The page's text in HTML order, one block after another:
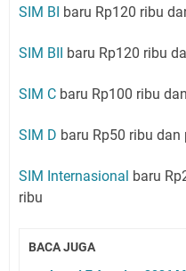
SIM BI baru Rp120 ribu
SIM BII baru Rp120 ribu
SIM C baru Rp100 ribu
SIM D baru Rp50 ribu
SIM Internasional baru
ribu
BACA JUGA